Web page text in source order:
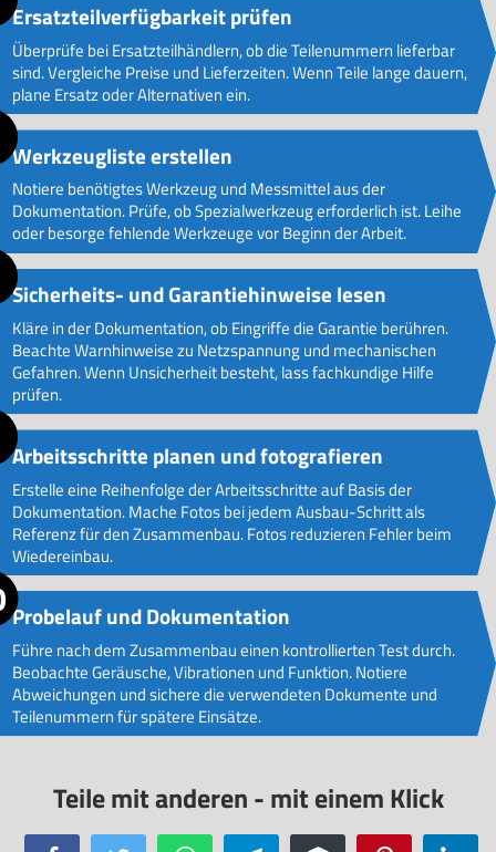
Ersatzteilverfügbarkeit prüfen
Überprüfe bei Ersatzteilhändlern, ob die Teilenummern lieferbar
sind. Vergleiche Preise und Lieferzeiten. Wenn Teile lange dauern,
plane Ersatz oder Alternativen ein.
Werkzeugliste erstellen
Notiere benötigtes Werkzeug und Messmittel aus der
Dokumentation. Prüfe, ob Spezialwerkzeug erforderlich ist. Leihe
oder besorge fehlende Werkzeuge vor Beginn der Arbeit.
Sicherheits- und Garantiehinweise lesen
Kläre in der Dokumentation, ob Eingriffe die Garantie berühren.
Beachte Warnhinweise zu Netzspannung und mechanischen
Gefahren. Wenn Unsicherheit besteht, lass fachkundige Hilfe
prüfen.
Arbeitsschritte planen und fotografieren
Erstelle eine Reihenfolge der Arbeitsschritte auf Basis der
Dokumentation. Mache Fotos bei jedem Ausbau-Schritt als
Referenz für den Zusammenbau. Fotos reduzieren Fehler beim
Wiedereinbau.
Probelauf und Dokumentation
Führe nach dem Zusammenbau einen kontrollierten Test durch.
Beobachte Geräusche, Vibrationen und Funktion. Notiere
Abweichungen und sichere die verwendeten Dokumente und
Teilenummern für spätere Einsätze.